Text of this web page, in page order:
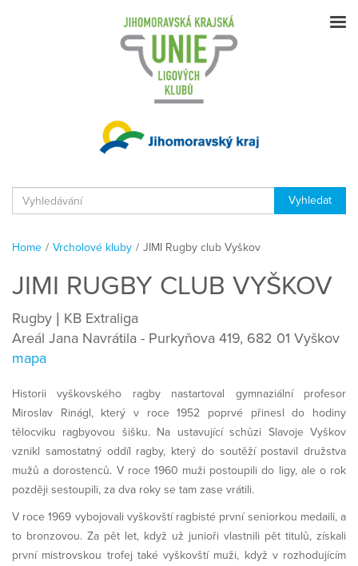
Home / Vrcholové kluby / JIMI Rugby club Vyškov
JIMI RUGBY CLUB VYŠKOV
Rugby | KB Extraliga
Areál Jana Navrátila - Purkyňova 419, 682 01 Vyškov
mapa
Historii vyškovského ragby nastartoval gymnaziální profesor
Miroslav Rinágl, který v roce 1952 poprvé přinesl do hodiny
tělocviku ragbyovou šišku. Na ustavující schůzi Slavoje Vyškov
vznikl samostatný oddíl ragby, který do soutěží postavil družstva
mužů a dorostenců. V roce 1960 muži postoupili do ligy, ale o rok
později sestoupili, za dva roky se tam zase vrátili.
V roce 1969 vybojovali vyškovští ragbisté první seniorkou medaili, a
to bronzovou. Za pět let, když už junioři vlastnili pět titulů, získali
první mistrovskou trofej také vyškovští muži, když v rozhodujícím